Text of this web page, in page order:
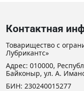
Контактная
Товарищество с
Лубрикантс»
Адрес: 010000,
Байконыр, ул. А.
БИН: 230240015277